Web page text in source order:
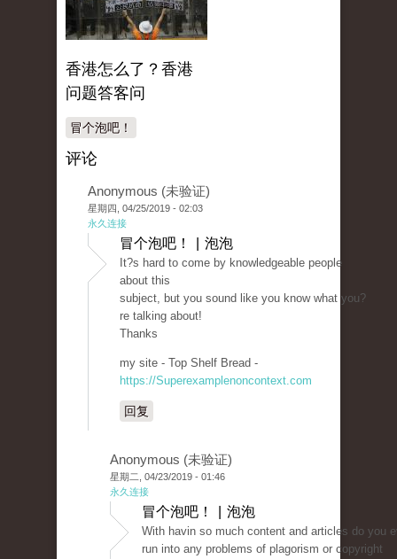
香港怎么了？香港
问题答客问
冒个泡吧！
评论
Anonymous (未验证)
星期四, 04/25/2019 - 02:03
永久连接
冒个泡吧！ | 泡泡
It?s hard to come by knowledgeable people
about this
subject, but you sound like you know what you?
re talking about!
Thanks
my site - Top Shelf Bread -
https://Superexamplenoncontext.com
回复
Anonymous (未验证)
星期二, 04/23/2019 - 01:46
永久连接
冒个泡吧！ | 泡泡
With havin so much content and articles do you
run into any problems of plagorism or copyright